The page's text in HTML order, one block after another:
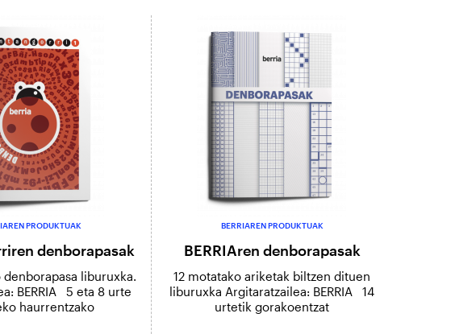
PRODUKTUAK
denborapasak
denborapasa liburuxka.
BERRIA 5 eta 8 urte
haurrentzako
BERRIAREN PRODUKTUAK
BERRIAren denborapasak
12 motatako ariketak biltzen dituen
liburuxka Argitaratzailea: BERRIA 14
urtetik gorakoentzat